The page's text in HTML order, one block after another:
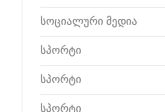
სოციალური მედია
სპორტი
სპორტი
სპორტი